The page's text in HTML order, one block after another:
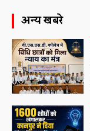
अन्य खबरे